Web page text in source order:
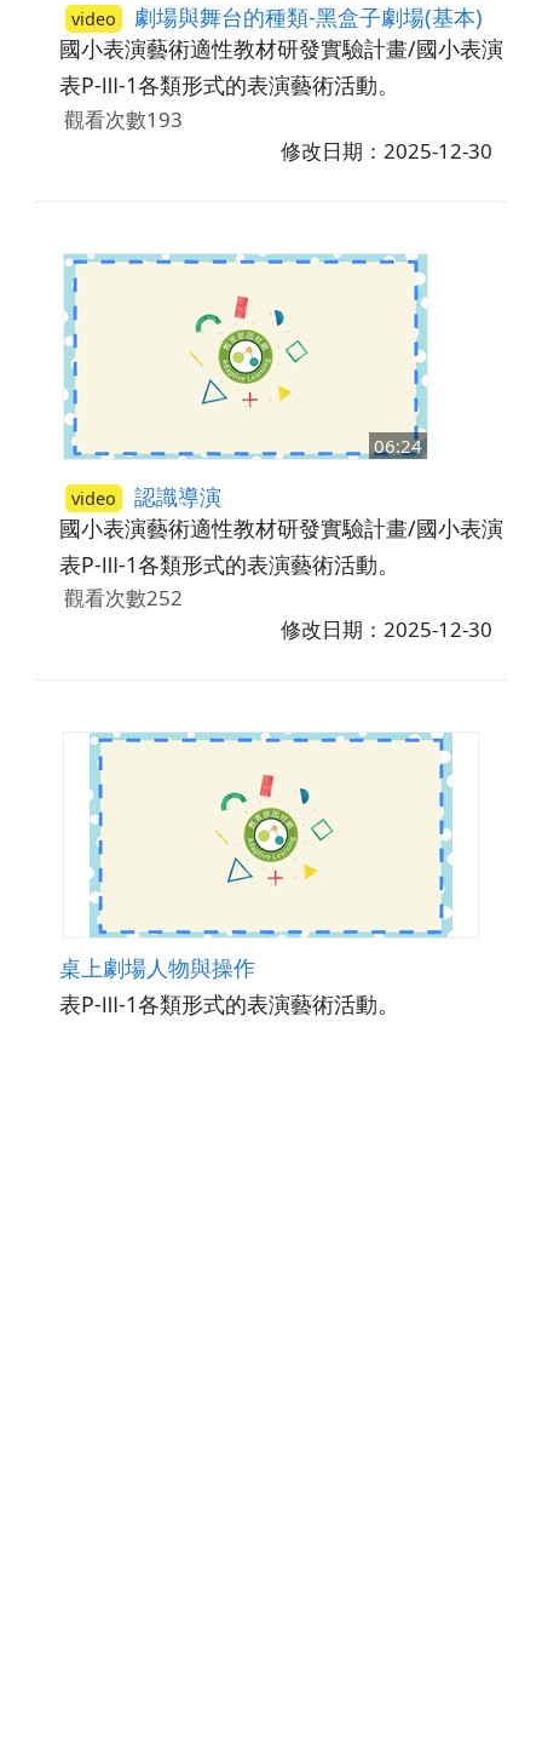
video 劇場與舞台的種類-黑盒子劇場(基本)
國小表演藝術適性教材研發實驗計畫/國小表演藝
表P-Ⅲ-1各類形式的表演藝術活動。
觀看次數193
修改日期：2025-12-30
06:24
video 認識導演
國小表演藝術適性教材研發實驗計畫/國小表演藝
表P-Ⅲ-1各類形式的表演藝術活動。
觀看次數252
修改日期：2025-12-30
桌上劇場人物與操作
表P-Ⅲ-1各類形式的表演藝術活動。